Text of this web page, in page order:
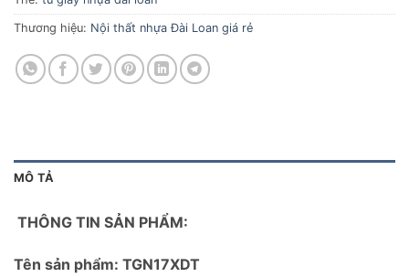
Thương hiệu: Nội thất nhựa Đài Loan giá rẻ
MÔ TẢ
THÔNG TIN SẢN PHẨM:
Tên sản phẩm: TGN17XDT